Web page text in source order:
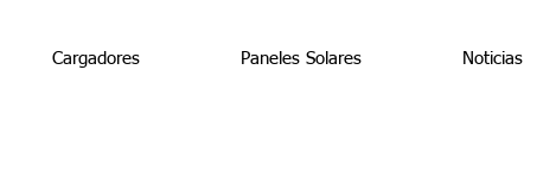
Cargadores Paneles Solares Noticias